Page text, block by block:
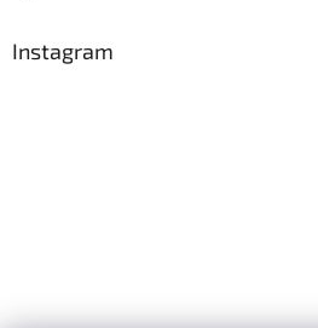
Instagram